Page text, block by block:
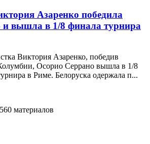
Азаренко победила
и вышла в 1/8 финала турнира
Виктория Азаренко, победив
Осорио Серрано вышла в 1/8
в Риме. Белоруска одержала п...
560 материалов